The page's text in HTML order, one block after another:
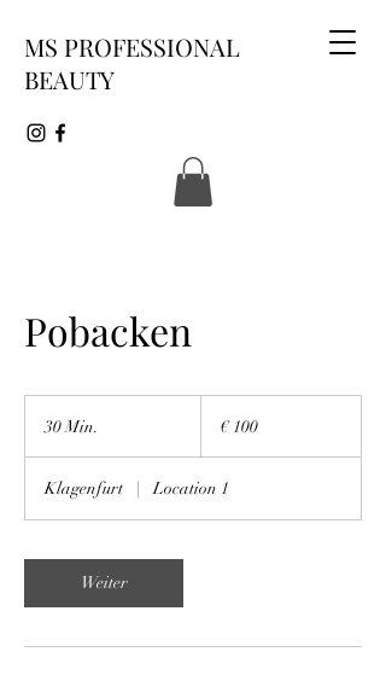
MS PROFESSIONAL
BEAUTY
Pobacken
30 Min.
i
n
€ 100
Klagenfurt | Location 1
Weiter